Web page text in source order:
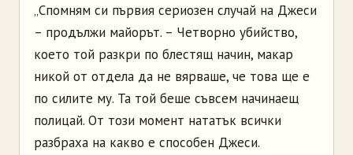
„Спомням си първия сериозен случай на Джеси
– продължи майорът. – Четворно убийство,
което той разкри по блестящ начин, макар
никой от отдела да не вярваше, че това ще е
по силите му. Та той беше съвсем начинаещ
полицай. От този момент нататък всички
разбраха на какво е способен Джеси.